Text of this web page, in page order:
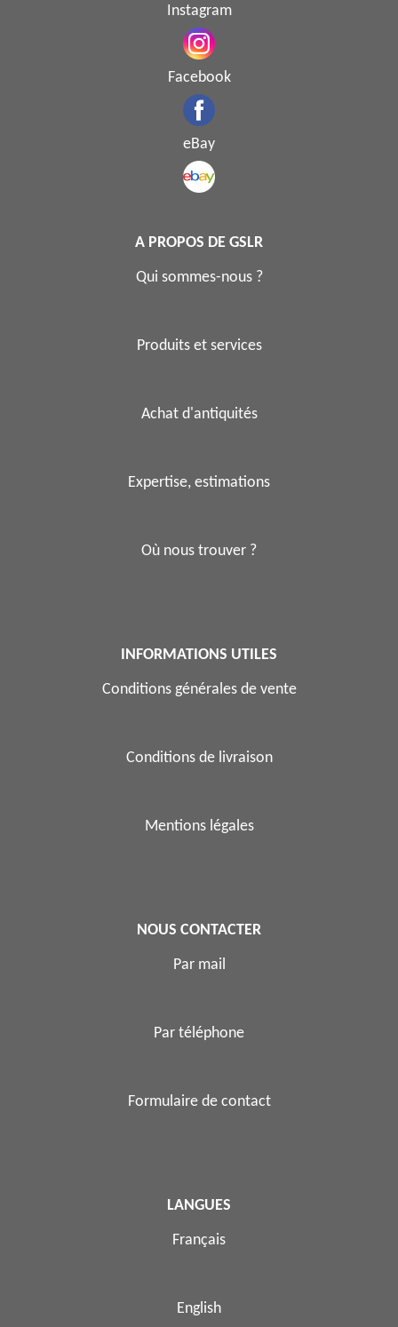
Instagram
Facebook
eBay
A PROPOS DE GSLR
Qui sommes-nous ?
Produits et services
Achat d'antiquités
Expertise, estimations
Où nous trouver ?
INFORMATIONS UTILES
Conditions générales de vente
Conditions de livraison
Mentions légales
NOUS CONTACTER
Par mail
Par téléphone
Formulaire de contact
LANGUES
Français
English